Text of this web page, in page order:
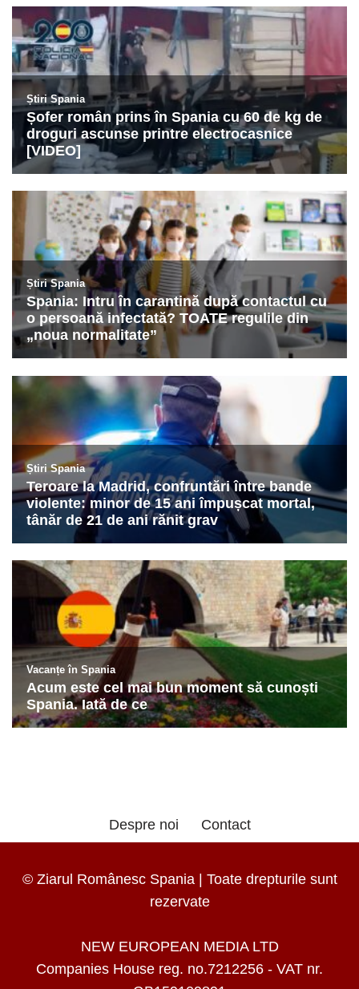
Despre noi Contact
© Ziarul Românesc Spania | Toate drepturile sunt
rezervate
NEW EUROPEAN MEDIA LTD
Companies House reg. no.7212256 - VAT nr.